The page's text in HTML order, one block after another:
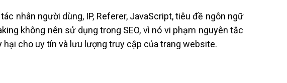
nhân người dùng, IP, Referer, JavaScript, tiêu đề ngôn ngữ
không nên sử dụng trong SEO, vì nó vi phạm nguyên tắc
cho uy tín và lưu lượng truy cập của trang website.